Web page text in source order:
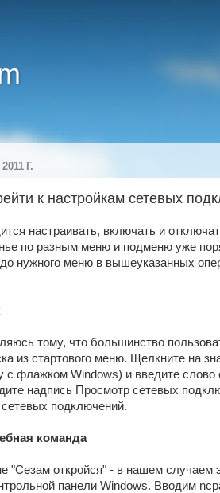
Г.
к настройкам сетевых
настраивать, включать и
по разным меню и подменю уже
нужного меню в вышеуказанных
тому, что большинство
из стартового меню. Щелкните на
с флажком Windows) и введите слово
надпись Просмотр сетевых
сетевых подключений.
команда
"Сезам откройся" - в нашем случаем
панели Windows. Вводим